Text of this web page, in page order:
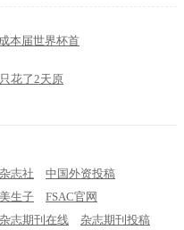
本届世界杯首
花了2天原
志社
中国外资投稿
生子
FSAC官网
杂志期刊在线 杂志期刊投稿